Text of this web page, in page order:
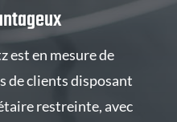
est en mesure de
de clients disposant
restreinte, avec